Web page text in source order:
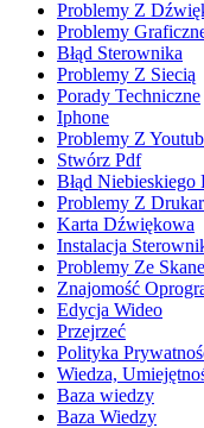
Problemy Z
Problemy
Błąd Sterownika
Problemy Z Siecią
Porady Techniczne
Iphone
Problemy Z
Stwórz Pdf
Błąd Niebieskiego
Problemy Z
Karta Dźwiękowa
Instalacja
Problemy Ze
Znajomość
Edycja Wideo
Przejrzeć
Polityka
Wiedza,
Baza wiedzy
Baza Wiedzy